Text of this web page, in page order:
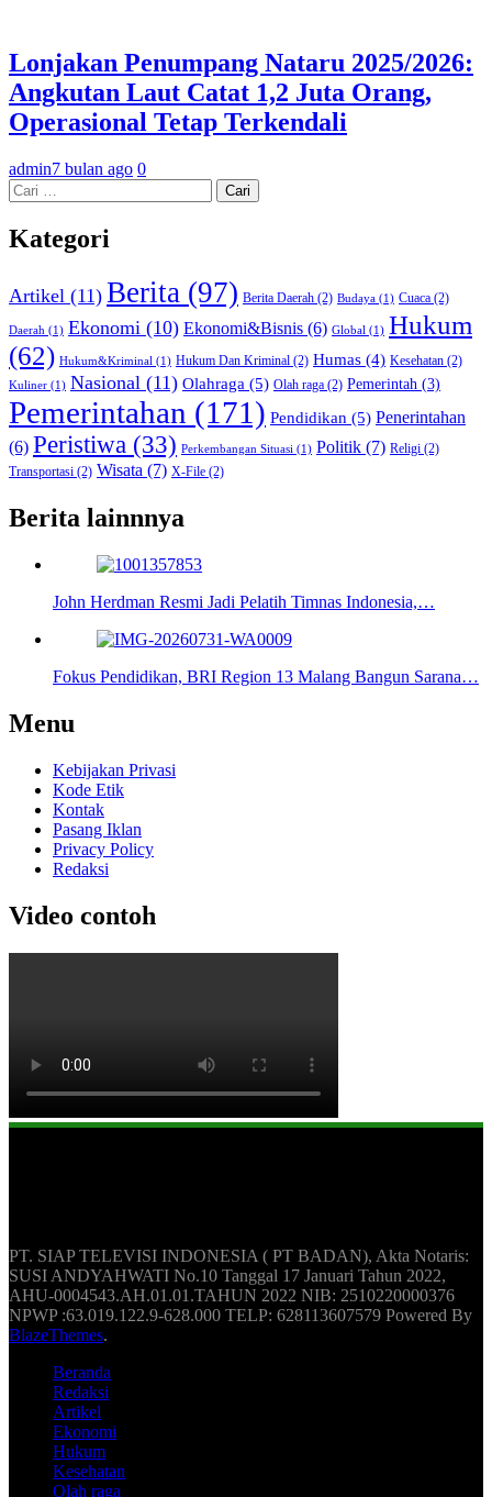
Lonjakan Penumpang Nataru 2025/2026:
Angkutan Laut Catat 1,2 Juta Orang,
Operasional Tetap Terkendali
admin7 bulan ago 0
Cari
untuk:
Kategori
Artikel (11) Berita (97) Berita Daerah (2) Budaya (1) Cuaca (2)
Daerah (1) Ekonomi (10) Ekonomi&Bisnis (6) Global (1) Hukum
(62) Hukum&Kriminal (1) Hukum Dan Kriminal (2) Humas (4) Kesehatan (2)
Kuliner (1) Nasional (11) Olahraga (5) Olah raga (2) Pemerintah (3)
Pemerintahan (171) Pendidikan (5) Penerintahan
(6) Peristiwa (33) Perkembangan Situasi (1) Politik (7) Religi (2)
Transportasi (2) Wisata (7) X-File (2)
Berita lainnnya
John Herdman Resmi Jadi Pelatih Timnas Indonesia,…
Fokus Pendidikan, BRI Region 13 Malang Bangun Sarana…
Menu
Kebijakan Privasi
Kode Etik
Kontak
Pasang Iklan
Privacy Policy
Redaksi
Video contoh
PT. SIAP TELEVISI INDONESIA ( PT BADAN), Akta Notaris:
SUSI ANDYAHWATI No.10 Tanggal 17 Januari Tahun 2022,
AHU-0004543.AH.01.01.TAHUN 2022 NIB: 2510220000376
NPWP :63.019.122.9-628.000 TELP: 628113607579 Powered By
BlazeThemes.
Beranda
Redaksi
Artikel
Ekonomi
Hukum
Kesehatan
Olah raga